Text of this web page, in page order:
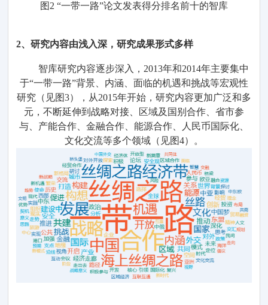
图 2 “一带一路”论文发表得分排名前十的智库
2、研究内容由浅入深 ，研究成果形式多样
智库研究内容逐步深入， 2013年和2014年主要集中
于“一带一路”背景 、内涵 面临的机遇和挑战等宏观性
研究（见图3）， 从2015年开始 ，研究内容更加广泛和多
元， 不断延伸到 战略对接、 区域及国别合作、 省市参
与、产能合作、金融合作、能源合作
人民币国际化、
文化交流等多个领域 （见图4） 。